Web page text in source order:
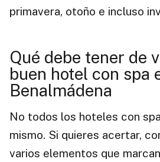
primavera, otoño e incluso
Qué debe tener de
buen hotel con spa
Benalmádena
No todos los hoteles con
mismo. Si quieres acertar,
varios elementos que